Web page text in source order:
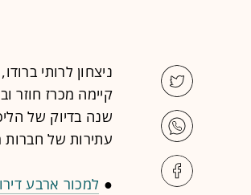
ניצחון לרותי
קיימה מכרז
שנה בדיוק של
עתירות של
● למכור ארבע